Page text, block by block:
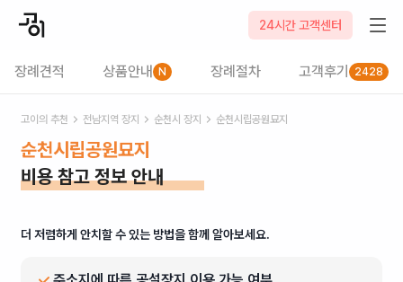
24시간 고객센터
장례견적 상품안내 N 장례절차 고객후기 2428
고이의 추천 전남지역 장지 순천시 장지 순천시립공원묘지
순천시립공원묘지
비용 참고 정보 안내
더 저렴하게 안치할 수 있는 방법을 함께 알아보세요.